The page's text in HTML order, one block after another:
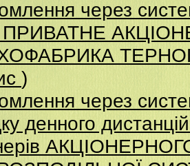
через
)
через
денного